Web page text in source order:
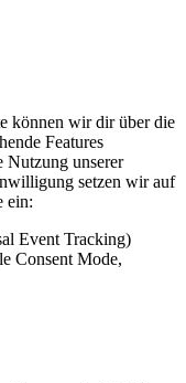
können wir dir über die
Features
Nutzung unserer
setzen wir auf
ein:
Event Tracking)
Consent Mode,